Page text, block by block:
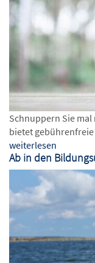
Schnuppern Sie
bietet
weiterlesen
Ab in den